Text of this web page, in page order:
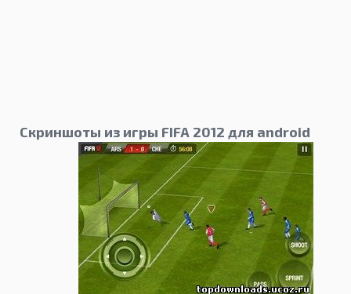
Скриншоты из игры FIFA 2012 для android